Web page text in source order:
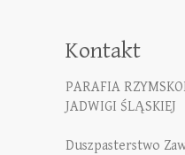
Kontakt
PARAFIA
JADWIGI ŚLĄSKIEJ
Duszpasterstwo